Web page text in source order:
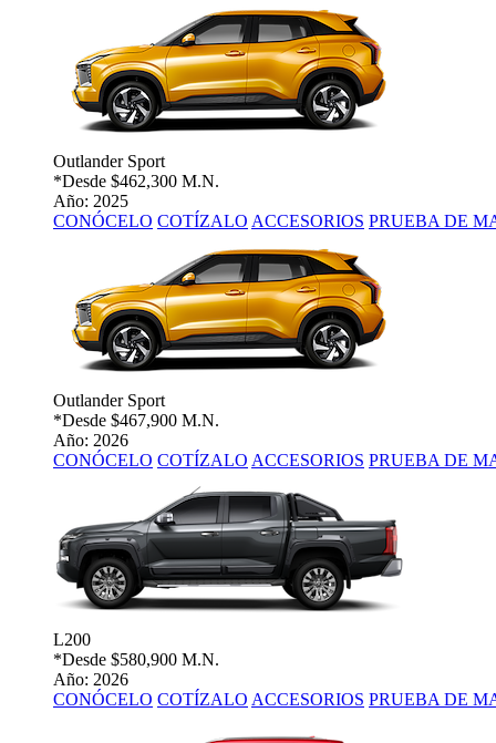
Outlander Sport
*Desde $462,300 M.N.
Año: 2025
CONÓCELO COTÍZALO ACCESORIOS PRUEBA DE
Outlander Sport
*Desde $467,900 M.N.
Año: 2026
CONÓCELO COTÍZALO ACCESORIOS PRUEBA DE
L200
*Desde $580,900 M.N.
Año: 2026
CONÓCELO COTÍZALO ACCESORIOS PRUEBA DE